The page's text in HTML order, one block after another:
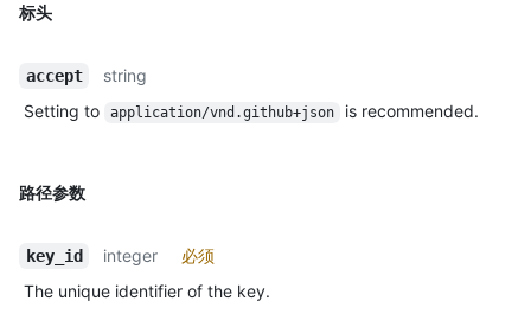
标头
accept
string
Setting to
application/vnd.github+json is recommended.
路径参数
key_id integer
必须
The unique identifier of the key.